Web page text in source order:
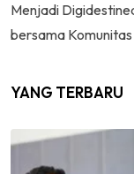
Menjadi
bersama
YANG TERBARU